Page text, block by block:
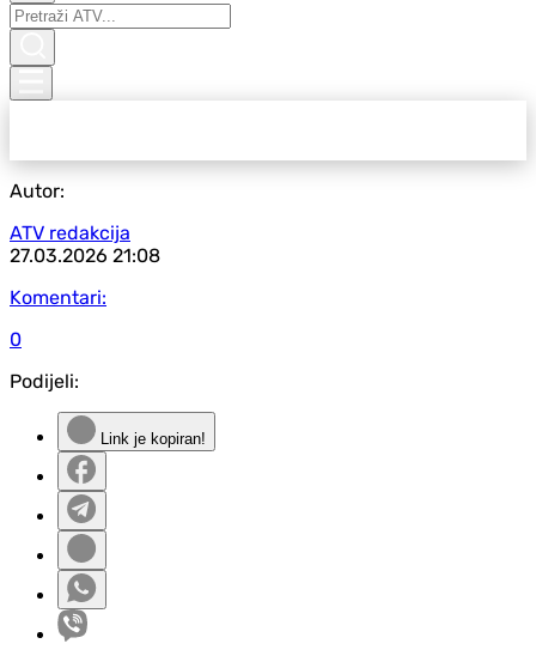
Autor:
ATV redakcija
27.03.2026 21:08
Komentari:
0
Podijeli:
Link je kopiran!